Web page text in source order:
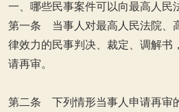
一、哪些民事案件可以向最高人民
第一条 当事人对最高人民法院、
律效力的民事判决、裁定、调解书
请再审。
第二条 下列情形当事人申请再审